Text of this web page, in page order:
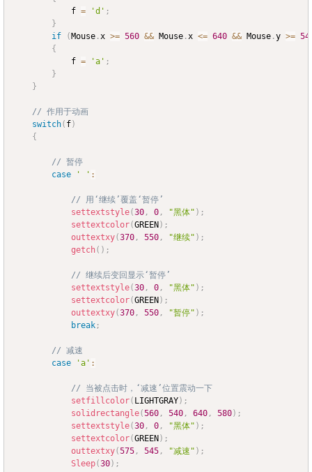
			f
= 'd' ;
}
if
( Mouse .x >= 560 && Mouse .x <= 640 && Mouse .y >=
{
			f
= 'a' ;
}
}
// 作用于动画
switch( f)
{
// 暂停
case
' ' :
// 用‘继续’覆盖‘暂停’
settextstyle(30 , 0 , "黑体" ) ;
settextcolor(GREEN ) ;
outtextxy(370 , 550 , "继续" ) ;
getch( ) ;
// 继续后变回显示‘暂停’
settextstyle(30 , 0 , "黑体" ) ;
settextcolor(GREEN ) ;
outtextxy(370 , 550 , "暂停" ) ;
break ;
// 减速
case
'a' :
// 当被点击时，‘减速’位置震动一下
setfillcolor( LIGHTGRAY) ;
solidrectangle(560 , 540 , 640 , 580) ;
settextstyle(30 , 0 , "黑体" ) ;
settextcolor(GREEN ) ;
outtextxy(575 , 545 , "减速" ) ;
Sleep(30) ;